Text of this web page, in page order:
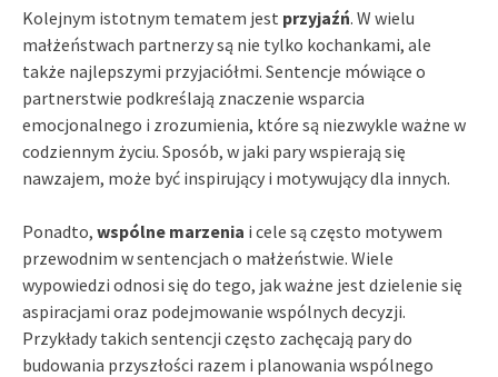
Kolejnym istotnym tematem jest przyjaźń. W wielu
małżeństwach partnerzy są nie tylko kochankami, ale
także najlepszymi przyjaciółmi. Sentencje mówiące o
partnerstwie podkreślają znaczenie wsparcia
emocjonalnego i zrozumienia, które są niezwykle ważne w
codziennym życiu. Sposób, w jaki pary wspierają się
nawzajem, może być inspirujący i motywujący dla innych.
Ponadto, wspólne marzenia i cele są często motywem
przewodnim w sentencjach o małżeństwie. Wiele
wypowiedzi odnosi się do tego, jak ważne jest dzielenie się
aspiracjami oraz podejmowanie wspólnych decyzji.
Przykłady takich sentencji często zachęcają pary do
budowania przyszłości razem i planowania wspólnego